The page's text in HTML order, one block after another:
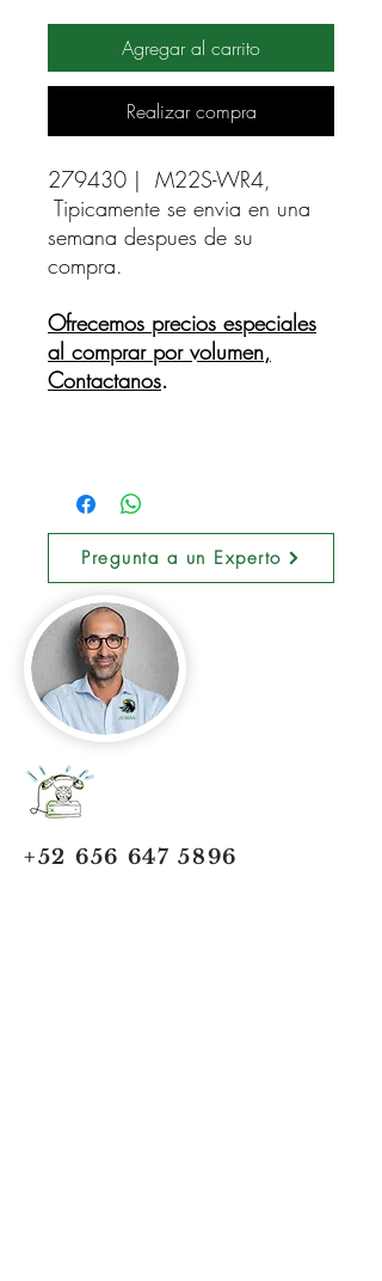
Agregar al carrito
Realizar compra
279430 |  M22S-WR4,
Tipicamente se envia en una
semana despues de su
compra.
Ofrecemos precios especiales
al comprar por volumen,
Contactanos.
Pregunta a un Experto
+52 656 647 5896